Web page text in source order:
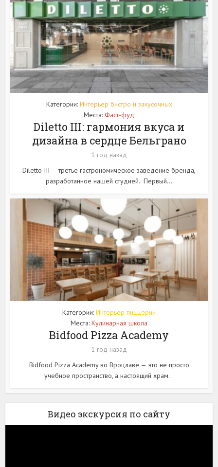
Категории: Интерьер бистро и закусочных
Места: Фаст-фуд
Diletto III: гармония вкуса и
дизайна в сердце Бельграно
1 год назад
Diletto III — третье гастрономическое заведение бренда,
разработанное нашей студией. Первый...
Категории: Интерьер пиццерии
Места: Кулинарная школа
Bidfood Pizza Academy
1 год назад
Bidfood Pizza Academy во Вроцлаве — это не просто
учебное пространство, а настоящий храм...
Видео экскурсия по сайту